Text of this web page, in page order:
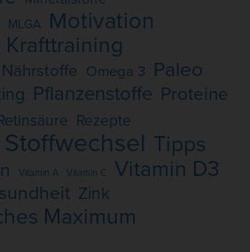
MLGA Motivation
Nährstoffe Omega 3 Paleo
Pflanzenstoffe Proteine
Rezepte
Stoffwechsel Tipps
Vitamin A Vitamin C Vitamin D3
Zink
Maximum